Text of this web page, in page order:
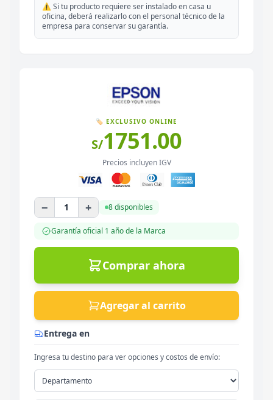
⚠️ Si tu producto requiere ser instalado en casa u
oficina, deberá realizarlo con el personal técnico de la
empresa para conservar su garantía.
🏷️ EXCLUSIVO ONLINE
S/1751.00
Precios incluyen IGV
− 1 + 8 disponibles
Garantía oficial 1 añode la Marca
Comprar ahora
Agregar al carrito
Entrega en
Ingresa tu destino para ver opciones y costos de envío: